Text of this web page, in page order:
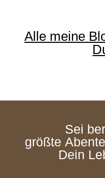
Alle meine
Sei
größte
Dein